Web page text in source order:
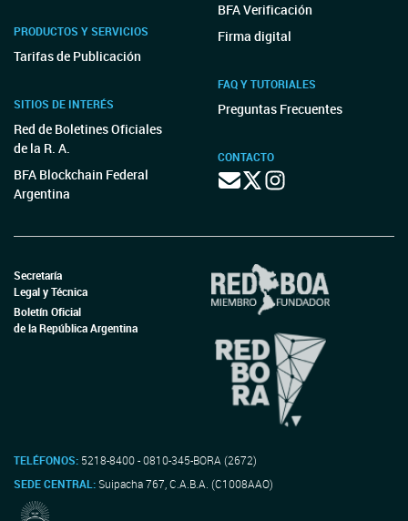
PRODUCTOS Y SERVICIOS
Tarifas de Publicación
SITIOS DE INTERÉS
Red de Boletines Oficiales
de la R. A.
BFA Blockchain Federal
Argentina
BFA Verificación
Firma digital
FAQ Y TUTORIALES
Preguntas Frecuentes
CONTACTO
Secretaría
Legal y Técnica
Boletín Oficial
de la República Argentina
TELÉFONOS: 5218-8400 - 0810-345-BORA (2672)
SEDE CENTRAL:Suipacha 767, C.A.B.A. (C1008AAO)